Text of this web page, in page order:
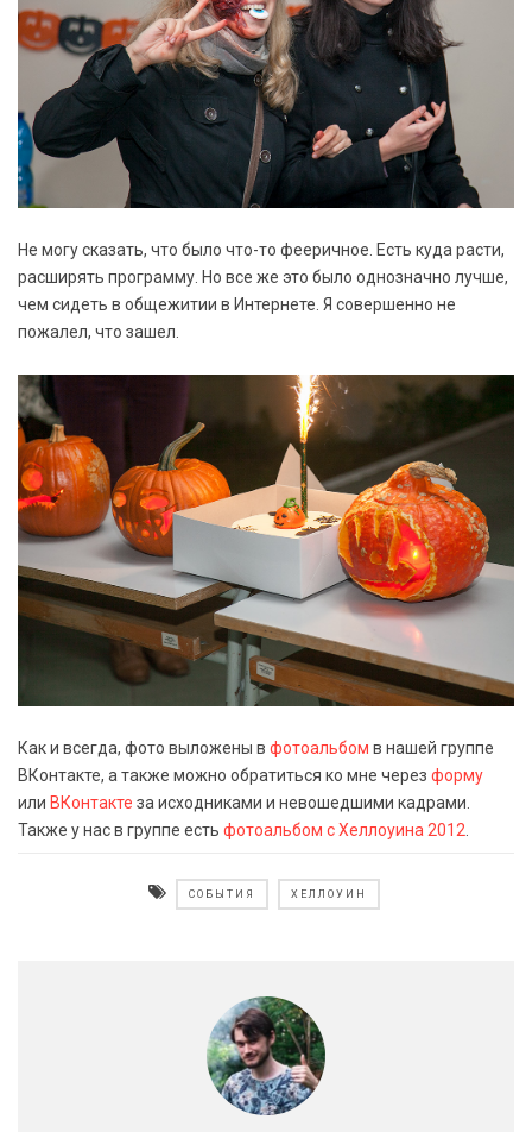
Не могу сказать, что было что-то фееричное. Есть куда расти,
расширять программу. Но все же это было однозначно лучше,
чем сидеть в общежитии в Интернете. Я совершенно не
пожалел, что зашел.
Как и всегда, фото выложены в фотоальбом в нашей группе
ВКонтакте, а также можно обратиться ко мне через форму
или ВКонтакте за исходниками и невошедшими кадрами.
Также у нас в группе есть фотоальбом с Хеллоуина 2012
СОБЫТИЯ ХЕЛЛОУИН